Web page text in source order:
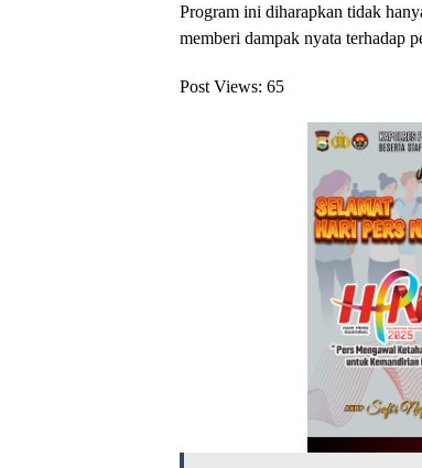
Program ini diharapkan tidak
memberi dampak nyata terhadap
Post Views: 65